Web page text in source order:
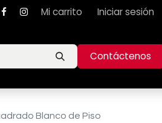
Mi carrito Iniciar sesión
Contáctenos
Blanco de Piso